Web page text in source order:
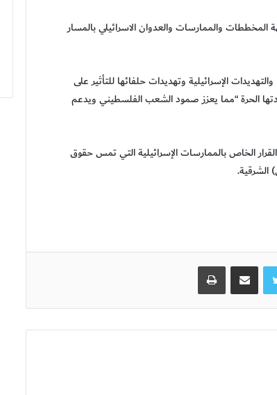
والممارسات والعدوان الاسرائيلي بالمسار
الإسرائيلية وتهديدات حلفائها للتأثير على
الحرة “مما يعزز صمود الشعب الفلسطيني ويدعم
الخاص بالممارسات الإسرائيلية التي تمس حقوق
الشرقية.
تويتر مشاركة عبر البريد طباعة